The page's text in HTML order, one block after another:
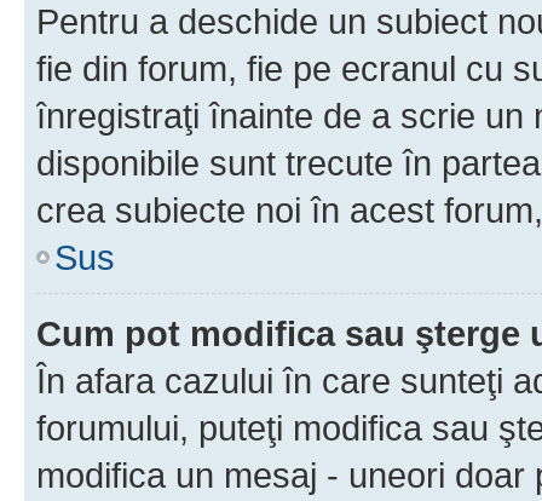
Pentru a deschide un subiect
fie din forum, fie pe ecranul cu
înregistraţi înainte de a scrie un
disponibile sunt trecute în
crea subiecte noi în acest
Sus
Cum pot modifica sau şterge
În afara cazului în care sunteţi
forumului, puteţi modifica sau
modifica un mesaj - uneori